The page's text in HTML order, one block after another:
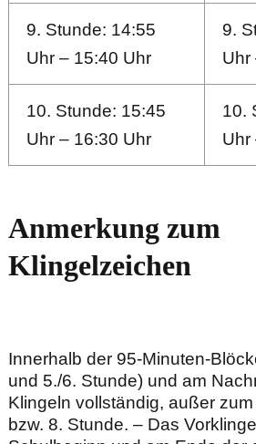
9. Stunde: 14:55
Uhr – 15:40 Uhr
9.
Uhr
10. Stunde: 15:45
Uhr – 16:30 Uhr
10.
Uhr
Anmerkung zum
Klingelzeichen
Innerhalb der 95-Minuten-
und 5./6. Stunde) und am
Klingeln vollständig, außer
bzw. 8. Stunde. – Das